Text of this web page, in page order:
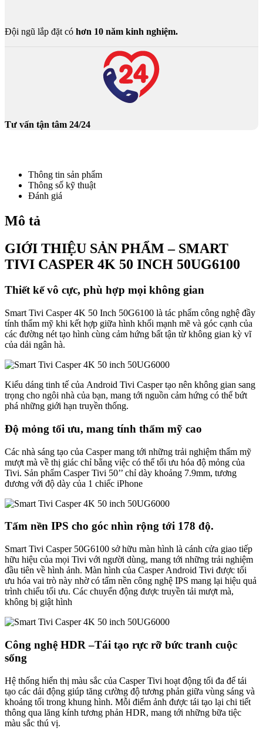
Đội ngũ lắp đặt có hơn 10 năm kinh nghiệm.
Tư vấn tận tâm 24/24
Thông tin sản phẩm
Thông số kỹ thuật
Đánh giá
Mô tả
GIỚI THIỆU SẢN PHẨM – SMART
TIVI CASPER 4K 50 INCH 50UG6100
Thiết kế vô cực, phù hợp mọi không gian
Smart Tivi Casper 4K 50 Inch 50G6100 là tác phẩm công nghệ đầy
tính thẩm mỹ khi kết hợp giữa hình khối mạnh mẽ và góc cạnh của
các đường nét tạo hình cùng cảm hứng bất tận từ không gian kỳ vĩ
của dải ngân hà.
Kiểu dáng tinh tế của Android Tivi Casper tạo nên không gian sang
trọng cho ngôi nhà của bạn, mang tới nguồn cảm hứng có thể bứt
phá những giới hạn truyền thống.
Độ mỏng tối ưu, mang tính thẩm mỹ cao
Các nhà sáng tạo của Casper mang tới những trải nghiệm thẩm mỹ
mượt mà về thị giác chỉ bằng việc có thể tối ưu hóa độ mỏng của
Tivi. Sản phẩm Casper Tivi 50’’ chỉ dày khoảng 7.9mm, tương
đương với độ dày của 1 chiếc iPhone
Tấm nền IPS cho góc nhìn rộng tới 178 độ.
Smart Tivi Casper 50G6100 sở hữu màn hình là cánh cửa giao tiếp
hữu hiệu của mọi Tivi với người dùng, mang tới những trải nghiệm
đầu tiên về hình ảnh. Màn hình của Casper Android Tivi được tối
ưu hóa vai trò này nhờ có tấm nền công nghệ IPS mang lại hiệu quả
trình chiếu tối ưu. Các chuyển động được truyền tải mượt mà,
không bị giật hình
Công nghệ HDR –Tái tạo rực rỡ bức tranh cuộc
sống
Hệ thống hiển thị màu sắc của Casper Tivi hoạt động tối đa để tái
tạo các dải động giúp tăng cường độ tương phản giữa vùng sáng và
khoảng tối trong khung hình. Mỗi điểm ảnh được tái tạo lại chi tiết
thông qua lăng kính tương phản HDR, mang tới những bữa tiệc
màu sắc thú vị.